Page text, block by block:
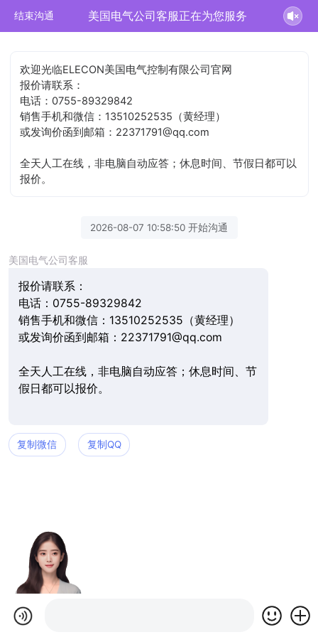
结束沟通 美国电气公司客服正在为您服务
欢迎光临ELECON美国电气控制有限公司官网
报价请联系：
电话：0755-89329842
销售手机和微信：13510252535（黄经理）
或发询价函到邮箱：22371791@qq.com
全天人工在线，非电脑自动应答；休息时间、节假日都可以
报价。
2026-08-07 10:58:50 开始沟通
美国电气公司客服
报价请联系：
电话：0755-89329842
销售手机和微信：13510252535（黄经理）
或发询价函到邮箱：22371791@qq.com
全天人工在线，非电脑自动应答；休息时间、节
假日都可以报价。
复制微信 复制QQ